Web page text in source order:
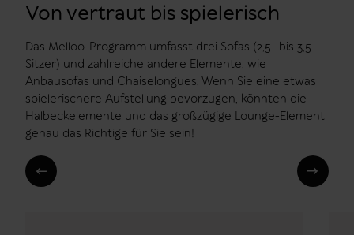
Von vertraut bis spielerisch
Das Melloo-Programm umfasst drei Sofas (2,5- bis 3,5-
Sitzer) und zahlreiche andere Elemente, wie
Anbausofas und Chaiselongues. Wenn Sie eine etwas
spielerischere Aufstellung bevorzugen, könnten die
Halbeckelemente und das großzügige Lounge-Element
genau das Richtige für Sie sein!